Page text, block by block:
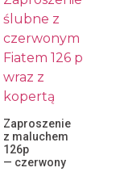
Zaproszenie
z maluchem
126p
— czerwony